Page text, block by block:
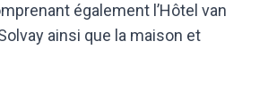
également l’Hôtel van
ainsi que la maison et